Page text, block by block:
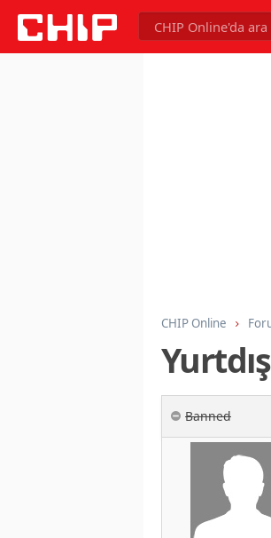
CHIP Online
Banned